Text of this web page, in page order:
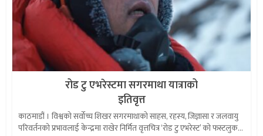
रोड टु एभरेस्टमा सगरमाथा यात्राको
इतिवृत्त
काठमाडौं । विश्वको सर्वोच्च शिखर सगरमाथाको साहस, रहस्य, जिज्ञासा र जलवायु
परिवर्तनको प्रभावलाई केन्द्रमा राखेर निर्मित वृत्तचित्र ‘रोड टु एभरेस्ट’ को फस्टलुक...